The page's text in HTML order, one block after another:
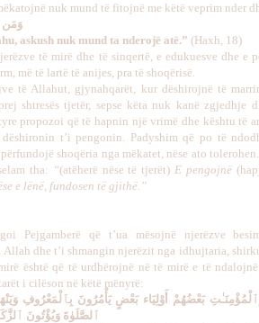
nuk mund të fitojnë me këtë veprim nder
وَمَن
askush nuk mund ta nderojë atë.” (Haxh, 18)
të mirë dhe të sinqertë, e edukuesve dhe e
më të lartë të anijes, pra të shoqërisë.
të Allahut, gjynahqarët, kur dëshirojnë të
shtresës tjetër, sepse këta nuk kanë zgjedhje
propozoi që të hapnin një vrimë dhe kështu të
t’i pengonin. Padyshim që po të
shoqëria nga mëkatet, nëse ato
tha: “(atëherë nëse të tjerët)E pengojnë
e lënë, fundosen të gjithë.”
Pejgamberë që t’ua mësojnë njerëzve
Allah dhe t’i shmangin njerëzit nga idhujtaria,
është që të urdhërojnë në të mirë e të
i cilëson në këtë mënyrë:
بَعْضُهُمْ أَوْلِيَاء بَعْضٍ يَأْمُرُونَ بِٱلْمَعْرُوفِ
ٱلصَّلَوٰةَ وَيُؤْتُونَ